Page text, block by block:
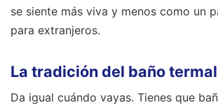
se siente más viva y menos como un
para extranjeros.
La tradición del baño termal
Da igual cuándo vayas. Tienes que